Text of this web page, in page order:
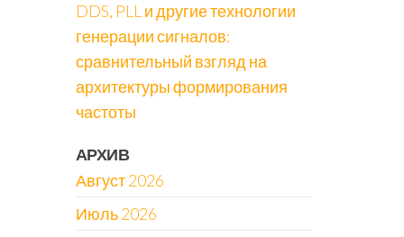
DDS, PLL и другие технологии
генерации сигналов:
сравнительный взгляд на
архитектуры формирования
частоты
АРХИВ
Август 2026
Июль 2026